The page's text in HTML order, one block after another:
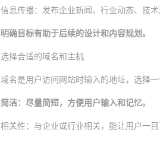
信息传播：发布企业新闻、行业动态、技术
明确目标有助于后续的设计和内容规划。
选择合适的域名和主机
域名是用户访问网站时输入的地址，选择
简洁：尽量简短，方便用户输入和记忆。
相关性：与企业或行业相关，能让用户一目